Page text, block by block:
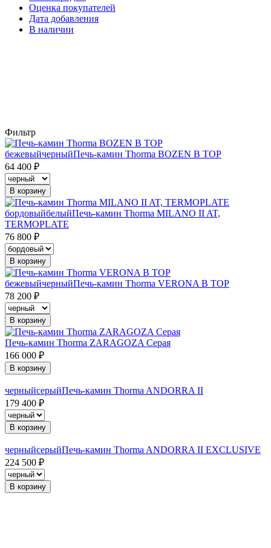
Оценка покупателей
Дата добавления
В наличии
Фильтр
бежевыйчерныйПечь-камин Thorma BOZEN B TOP
64 400 ₽
В корзину
бордовыйбелыйПечь-камин Thorma MILANO II AT,
TERMOPLATE
76 800 ₽
В корзину
бежевыйчерныйПечь-камин Thorma VERONA B TOP
78 200 ₽
В корзину
Печь-камин Thorma ZARAGOZA Серая
166 000 ₽
В корзину
черныйсерыйПечь-камин Thorma ANDORRA II
179 400 ₽
В корзину
черныйсерыйПечь-камин Thorma ANDORRA II EXCLUSIVE
224 500 ₽
В корзину